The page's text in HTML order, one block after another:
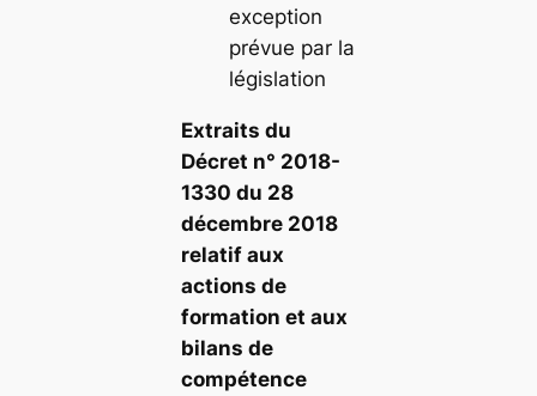
exception
prévue par la
législation
Extraits du
Décret n° 2018-
1330 du 28
décembre 2018
relatif aux
actions de
formation et aux
bilans de
compétence